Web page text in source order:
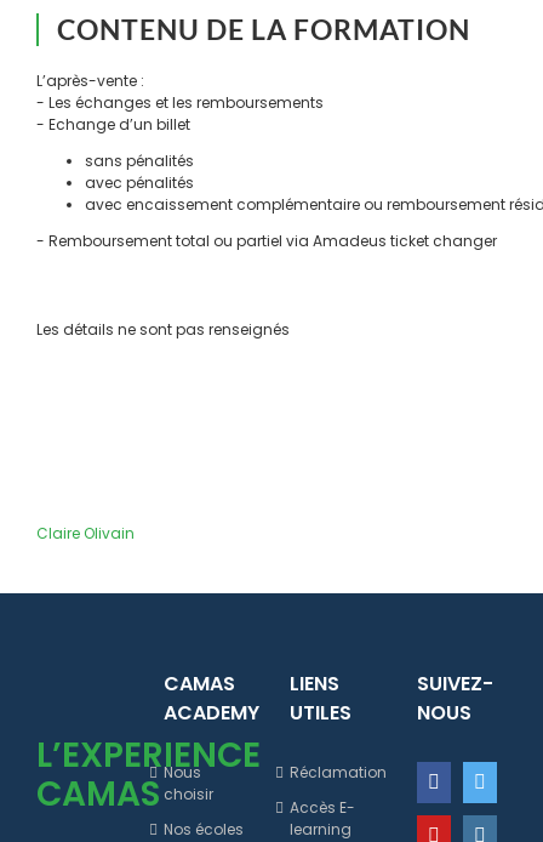
CONTENU DE LA FORMATION
L’après-vente :
- Les échanges et les remboursements
- Echange d’un billet
sans pénalités
avec pénalités
avec encaissement complémentaire ou remboursement
- Remboursement total ou partiel via Amadeus ticket changer
Les détails ne sont pas renseignés
Claire Olivain
L’EXPERIENCE
CAMAS
CAMAS
ACADEMY
Nous
choisir
Nos écoles
LIENS
UTILES
Réclamation
Accès E-
learning
SUIVEZ-
NOUS